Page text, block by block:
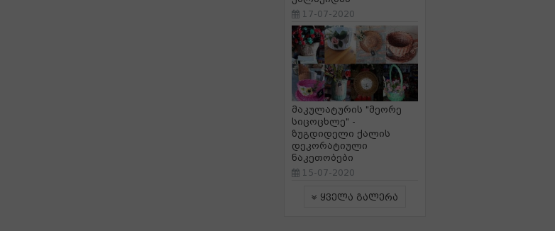
17-07-2020
მაკულატურის "მეორე
სიცოცხლე" -
ზუგდიდელი ქალის
დეკორატიული
ნაკეთობები
15-07-2020
ყველა გალერა